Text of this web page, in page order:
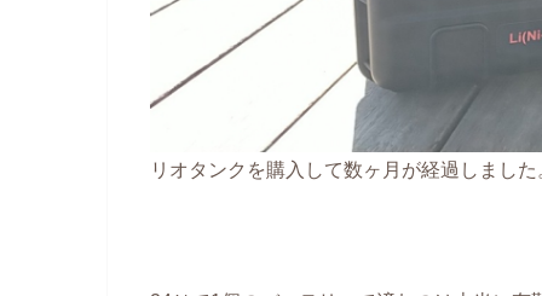
リオタンクを購入して数ヶ月が経過しました